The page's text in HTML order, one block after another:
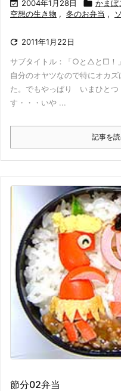
 2004年1月28日  かまぼ
空想の生き物 , 冬のお弁当 ,
 2011年1月22日
サブタイトル：「○と△と□！
自分のオヤツなので特にオカ
た。でもやっぱり いまひとつ
す・・・いや ...
記事を
節分02弁当